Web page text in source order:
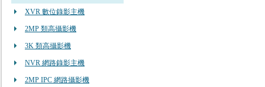
XVR 數位錄影主機
2MP 類高攝影機
3K 類高攝影機
NVR 網路錄影主機
2MP IPC 網路攝影機